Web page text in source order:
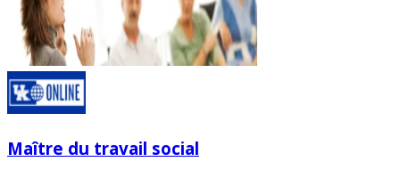
Maître du travail social